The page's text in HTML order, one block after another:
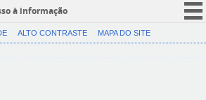
à informação
CORONAVÍRUS (COVID-19)
ALTO CONTRASTE MAPA DO SITE